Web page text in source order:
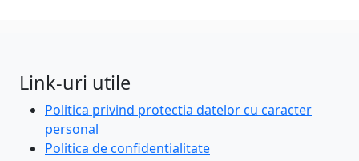
Link-uri utile
Politica privind protectia datelor cu caracter
personal
Politica de confidentialitate